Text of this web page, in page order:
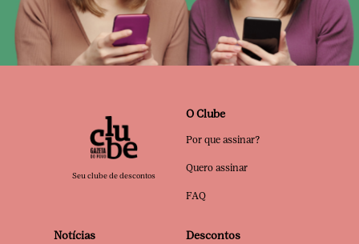
Seu clube de descontos
O Clube
Por que assinar?
Quero assinar
FAQ
Notícias Descontos